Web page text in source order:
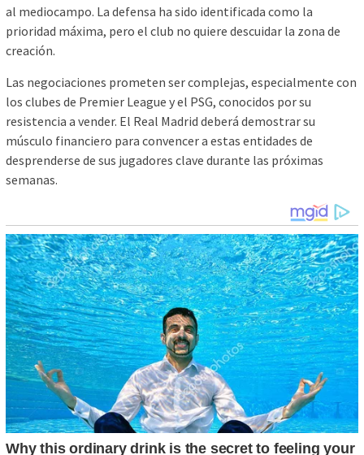
al mediocampo. La defensa ha sido identificada como la
prioridad máxima, pero el club no quiere descuidar la zona de
creación.
Las negociaciones prometen ser complejas, especialmente con
los clubes de Premier League y el PSG, conocidos por su
resistencia a vender. El Real Madrid deberá demostrar su
músculo financiero para convencer a estas entidades de
desprenderse de sus jugadores clave durante las próximas
semanas.